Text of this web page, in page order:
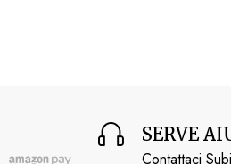
SERVE
Contattaci